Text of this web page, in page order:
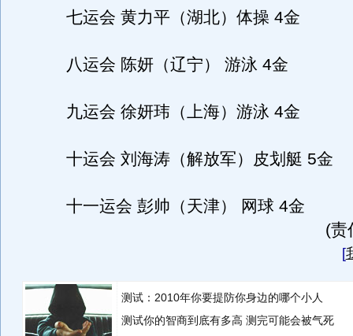
七运会 黄力平（湖北）体操 4金
八运会 陈妍（辽宁） 游泳 4金
九运会 徐妍玮（上海）游泳 4金
十运会 刘海涛（解放军）皮划艇 5金
十一运会 彭帅（天津） 网球 4金
(责
[
测试：2010年你要提防你身边的哪个小人
测试你的智商到底有多高 测完可能会被气死